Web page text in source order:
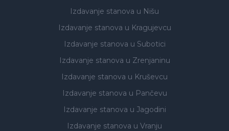
Izdavanje stanova u Nišu
Izdavanje stanova u Kragujevcu
Izdavanje stanova u Subotici
Izdavanje stanova u Zrenjaninu
Izdavanje stanova u Kruševcu
Izdavanje stanova u Pančevu
Izdavanje stanova u Jagodini
Izdavanje stanova u Vranju